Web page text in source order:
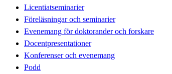
Licentiatseminarier
Föreläsningar och seminarier
Evenemang för doktorander och forskare
Docentpresentationer
Konferenser och evenemang
Podd